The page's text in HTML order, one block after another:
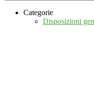
Categorie
Disposizioni